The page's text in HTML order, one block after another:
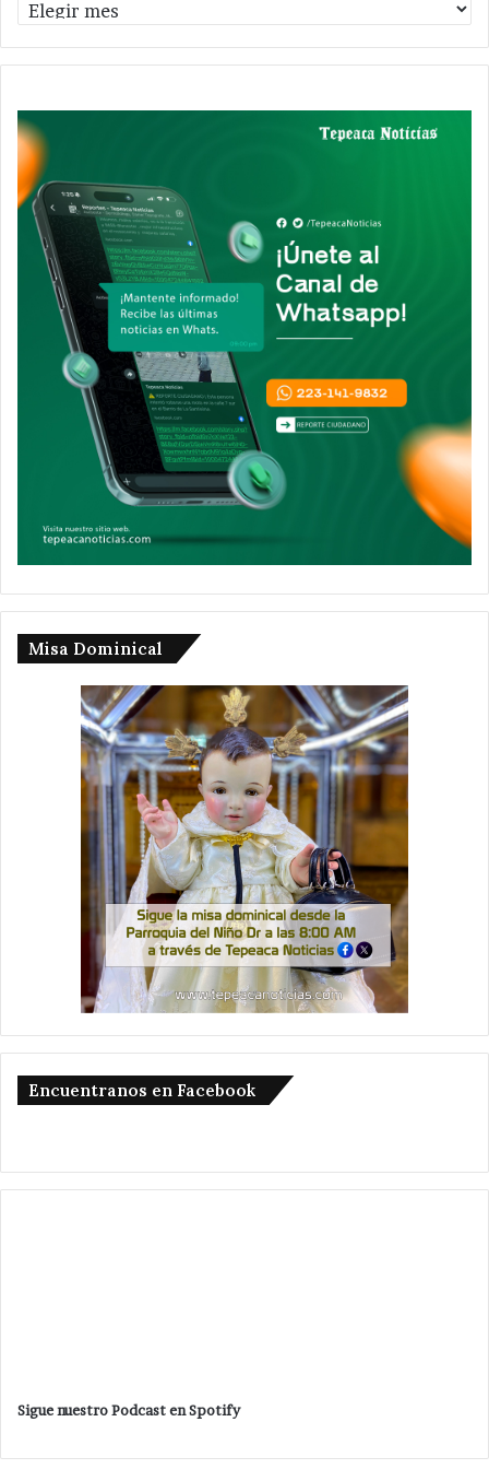
Misa Dominical
Encuentranos en Facebook
Sigue nuestro Podcast en Spotify